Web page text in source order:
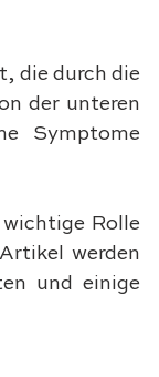
die durch die
der unteren
Symptome
Rolle
werden
und einige